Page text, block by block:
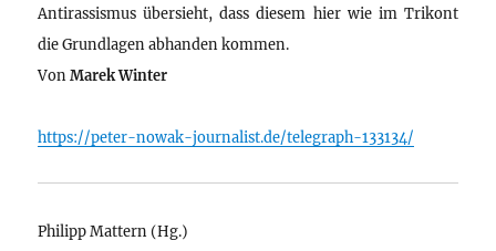
Antirassismus übersieht, dass diesem hier wie im Trikont
die Grundlagen abhanden kommen.
VonMarek Winter
https://peter-nowak-journalist.de/telegraph-133134/
Philipp Mattern (Hg.)